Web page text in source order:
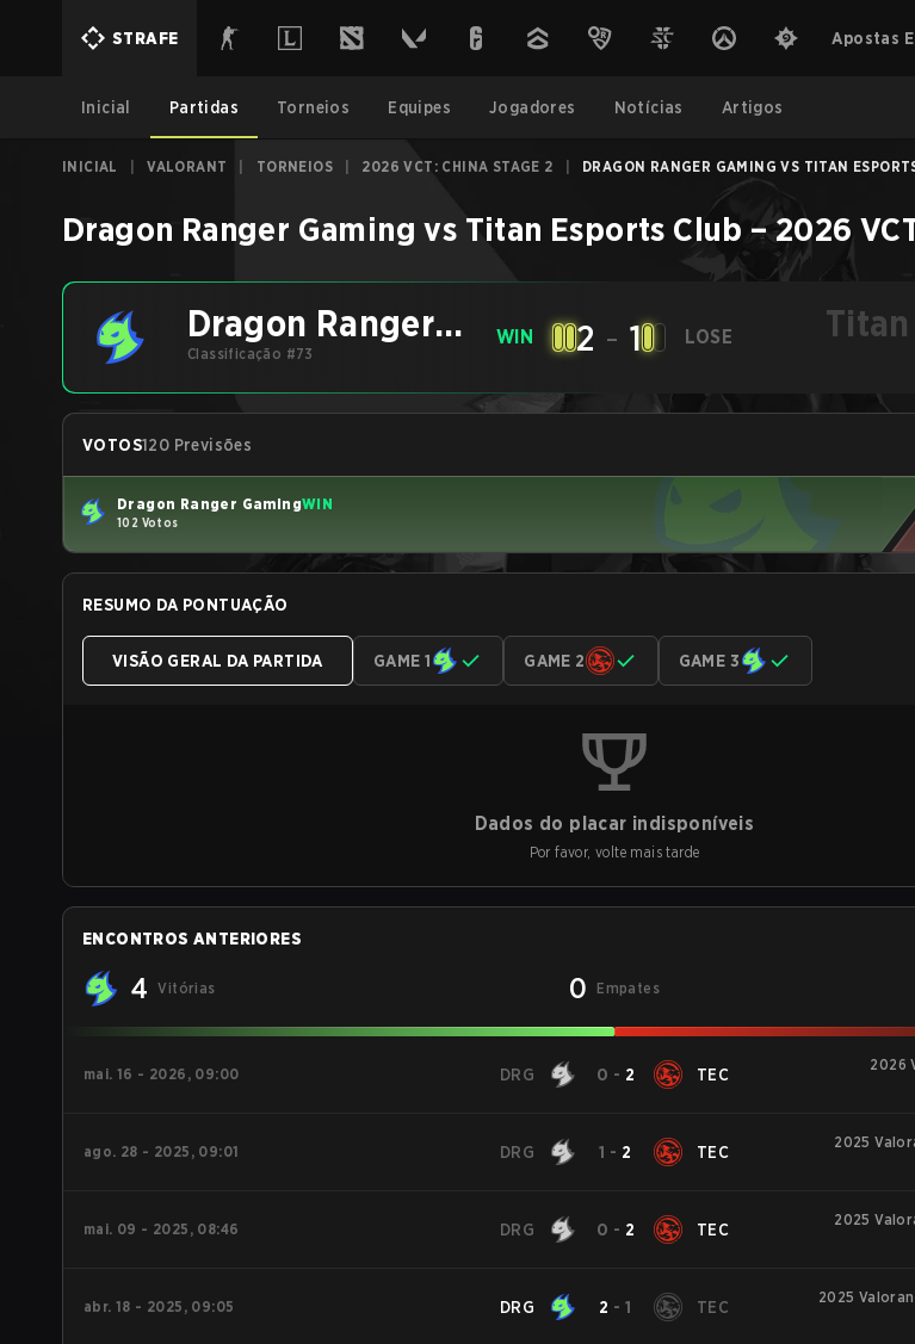
STRAFE Apostas
Inicial Partidas Torneios Equipes Jogadores Notícias Artigos
INICIAL VALORANT TORNEIOS 2026 VCT: CHINA STAGE 2 DRAGON RANGER GAMING VS TITAN
Dragon Ranger Gaming vs Titan Esports Club –2026
Dragon Ranger
Gaming
Classificação #73
WIN 2 - 1 LOSE
VOTOS120 Previsões
Dragon Ranger GamingWIN
102 Votos
RESUMO DA PONTUAÇÃO
VISÃO GERAL DA PARTIDA GAME 1 GAME 2 GAME 3
Dados do placar indisponíveis
Por favor, volte mais tarde
ENCONTROS ANTERIORES
4 Vitórias 0 Empates
mai. 16 - 2026, 09:00 DRG 0 - 2 TEC
2026
ago. 28 - 2025, 09:01 DRG 1 - 2 TEC
2025
mai. 09 - 2025, 08:46 DRG 0 - 2 TEC
2025
abr. 18 - 2025, 09:05 DRG 2 -1 TEC
2025